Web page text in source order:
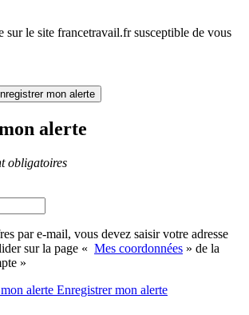
sur le site francetravail.fr susceptible de vous
mon alerte
alerte
obligatoires
par e-mail, vous devez saisir votre adresse
sur la page « Mes coordonnées » de la
»
alerte Enregistrermon alerte